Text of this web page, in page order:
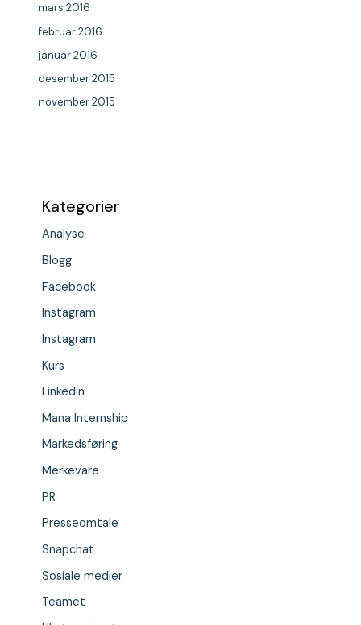
mars 2016
februar 2016
januar 2016
desember 2015
november 2015
Kategorier
Analyse
Blogg
Facebook
Instagram
Instagram
Kurs
LinkedIn
Mana Internship
Markedsføring
Merkevare
PR
Presseomtale
Snapchat
Sosiale medier
Teamet